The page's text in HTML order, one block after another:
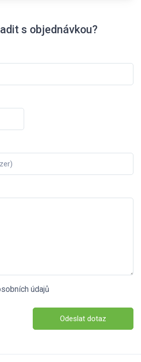
s objednávkou?
údajů
Odeslat dotaz